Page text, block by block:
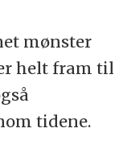
mønster
helt fram til
tidene.